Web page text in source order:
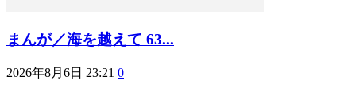
まんが／海を越えて 63...
2026年8月6日 23:21 0